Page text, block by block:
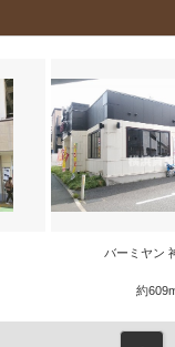
バーミヤン
約